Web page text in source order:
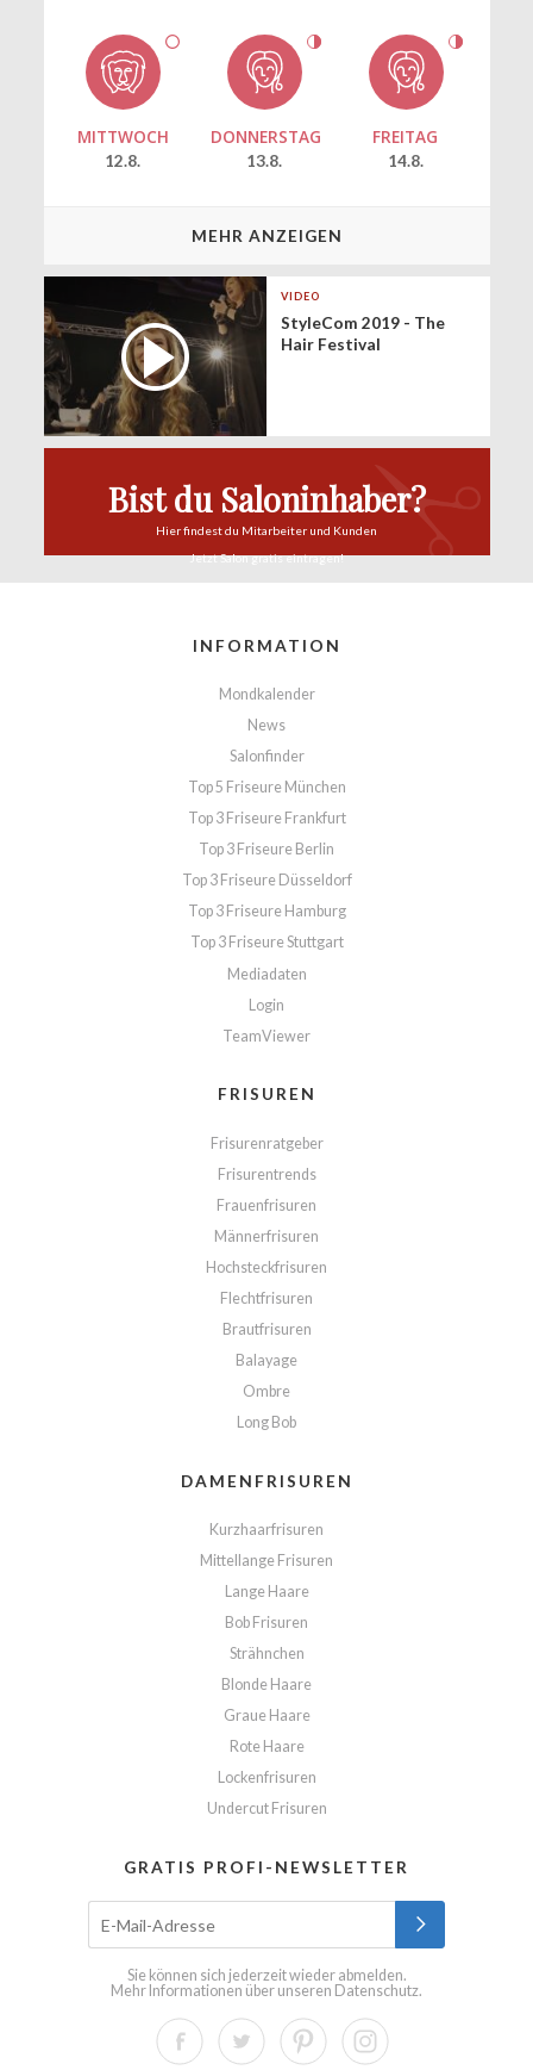
MITTWOCH
12.8.
DONNERSTAG
13.8.
FREITAG
14.8.
MEHR ANZEIGEN
VIDEO
StyleCom 2019 - The
Hair Festival
Bist du Saloninhaber?
Hier findest du Mitarbeiter und Kunden
Jetzt Salongratis eintragen!
INFORMATION
Mondkalender
News
Salonfinder
Top 5 Friseure München
Top 3 Friseure Frankfurt
Top 3 Friseure Berlin
Top 3 Friseure Düsseldorf
Top 3 Friseure Hamburg
Top 3 Friseure Stuttgart
Mediadaten
Login
TeamViewer
FRISUREN
Frisurenratgeber
Frisurentrends
Frauenfrisuren
Männerfrisuren
Hochsteckfrisuren
Flechtfrisuren
Brautfrisuren
Balayage
Ombre
Long Bob
DAMENFRISUREN
Kurzhaarfrisuren
Mittellange Frisuren
Lange Haare
Bob Frisuren
Strähnchen
Blonde Haare
Graue Haare
Rote Haare
Lockenfrisuren
Undercut Frisuren
GRATIS PROFI-NEWSLETTER
Sie können sich jederzeit wieder abmelden.
Mehr Informationen über unseren Datenschutz.